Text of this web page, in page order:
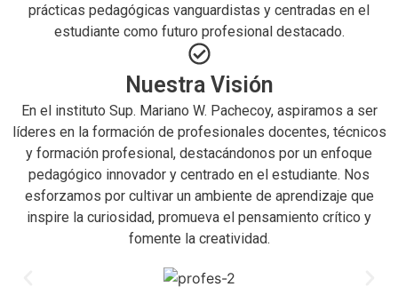
prácticas pedagógicas vanguardistas y centradas en el
estudiante como futuro profesional destacado.
Nuestra Visión
En el instituto Sup. Mariano W. Pachecoy, aspiramos a ser
líderes en la formación de profesionales docentes, técnicos
y formación profesional, destacándonos por un enfoque
pedagógico innovador y centrado en el estudiante. Nos
esforzamos por cultivar un ambiente de aprendizaje que
inspire la curiosidad, promueva el pensamiento crítico y
fomente la creatividad.